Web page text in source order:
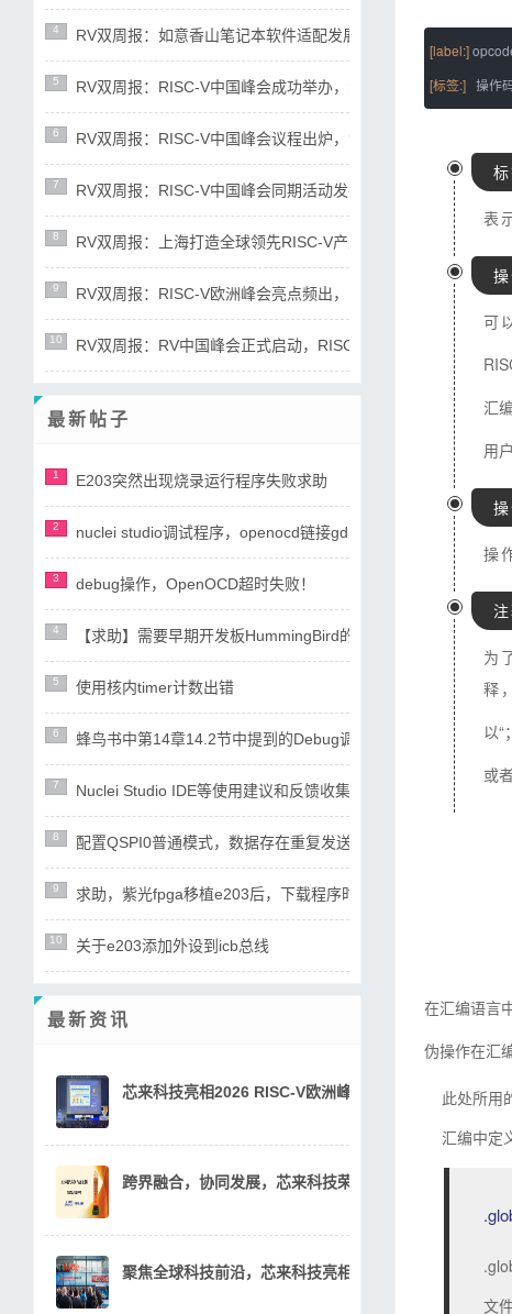
[label:]
[标签:] 操
表
可
汇
用
操
为
释
以
或
在汇编语言
伪操作在汇
此处所用
汇编中定
文
4 RV双周报：如意香山笔记本软件适配发展迅速，RISC-V国际N
5 RV双周报：RISC-V中国峰会成功举办，众多新成果相继亮相(
6 RV双周报：RISC-V中国峰会议程出炉，滴水湖论坛即将召开(第
7 RV双周报：RISC-V中国峰会同期活动发布，RDI生态联盟光谷
8 RV双周报：上海打造全球领先RISC-V产业高地，RISC-V AI指
9 RV双周报：RISC-V欧洲峰会亮点频出，RISC-V中国峰会稳步筹
10 RV双周报：RV中国峰会正式启动，RISC-V产业专利导航成果发
最新帖子
1 E203突然出现烧录运行程序失败求助
2 nuclei studio调试程序，openocd链接gdb失败
3 debug操作，OpenOCD超时失败！
4 【求助】需要早期开发板HummingBird的详细资料，目前论坛
5 使用核内timer计数出错
6 蜂鸟书中第14章14.2节中提到的Debug调试设计文档0.11版（
7 Nuclei Studio IDE等使用建议和反馈收集
8 配置QSPI0普通模式，数据存在重复发送四次的异常现象
9 求助，紫光fpga移植e203后，下载程序时openocd报错
10 关于e203添加外设到icb总线
最新资讯
芯来科技亮相2026 RISC-V欧洲峰会，创新技术方案引关
跨界融合，协同发展，芯来科技荣获2026中国汽车芯片产
聚焦全球科技前沿，芯来科技亮相Embedded World